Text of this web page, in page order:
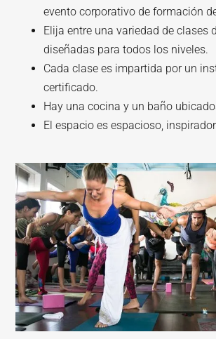
evento corporativo de formación
Elija entre una variedad de clases
diseñadas para todos los niveles.
Cada clase es impartida por un
certificado.
Hay una cocina y un baño
El espacio es espacioso,